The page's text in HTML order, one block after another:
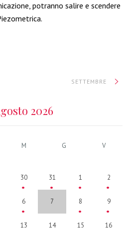
potranno salire e scendere
2026
SETTEMBRE
M G V
30 31 1 2
6 7 8 9
13 14 15 16